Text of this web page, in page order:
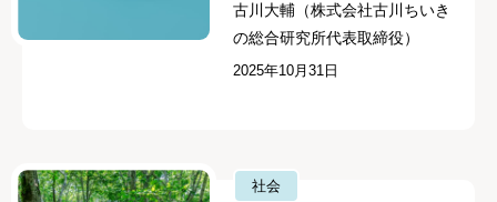
古川大輔（株式会社古川ちいき
の総合研究所代表取締役）
2025年10月31日
社会